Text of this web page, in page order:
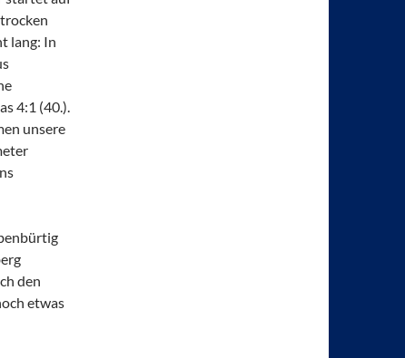
lang: In
4:1 (40.).
unsere
den
etwas